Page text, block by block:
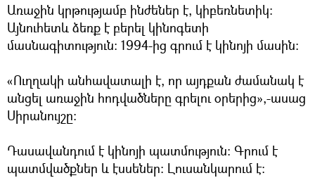
Առաջին կրթությամբ ինժեներ է, կիբեռնետիկ:
Այնուհետև ձեռք է բերել կինոգետի
մասնագիտություն: 1994-ից գրում է կինոյի մասին:
«Ուղղակի անհավատալի է, որ այդքան ժամանակ է
անցել առաջին հոդվածները գրելու օրերից»,-ասաց
Սիրանույշը:
Դասավանդում է կինոյի պատմություն: Գրում է
պատմվածքներ և էսսեներ: Լուսանկարում է: